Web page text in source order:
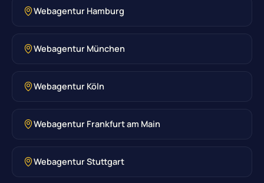
Webagentur Hamburg
Webagentur München
Webagentur Köln
Webagentur Frankfurt am Main
Webagentur Stuttgart